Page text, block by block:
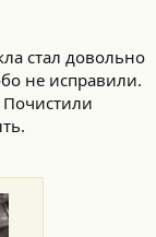
стал довольно
не исправили.